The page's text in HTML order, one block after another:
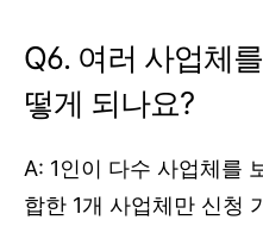
Q6. 여러 사업체
떻게 되나요?
A: 1인이 다수 사업체를
합한 1개 사업체만 신청